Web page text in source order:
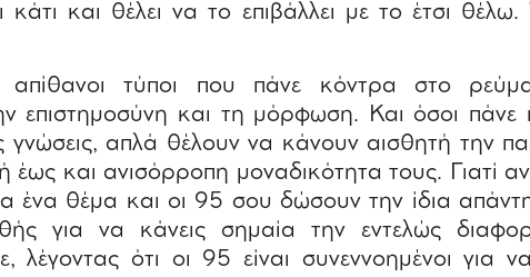
κάτι και θέλει να το επιβάλλει με το έτσι
απίθανοι τύποι που πάνε κόντρα στο
επιστημοσύνη και τη μόρφωση. Και όσοι
γνώσεις, απλά θέλουν να κάνουν αισθητή την
έως και ανισόρροπη μοναδικότητα τους. Γιατί
ένα θέμα και οι 95 σου δώσουν την ίδια
για να κάνεις σημαία την εντελώς
λέγοντας ότι οι 95 είναι συνεννοημένοι